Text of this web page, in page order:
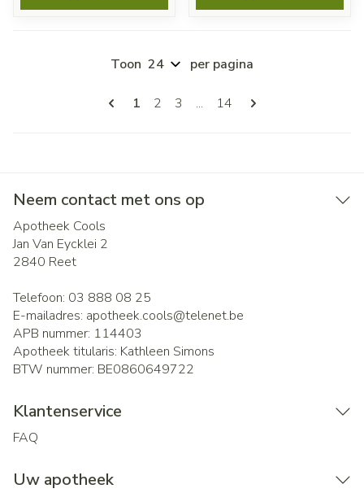
Pagina's
U lees momenteel pagina
1 Pagina
2 Pagina
3 ... Pagina
14
Toon per pagina
Neem contact met ons op
Apotheek Cools
Jan Van Eycklei 2
2840 Reet
Telefoon: 03 888 08 25
E-mailadres: apotheek.cools@telenet.be
APB nummer: 114403
Apotheek titularis: Kathleen Simons
BTW nummer: BE0860649722
Klantenservice
FAQ
Uw apotheek